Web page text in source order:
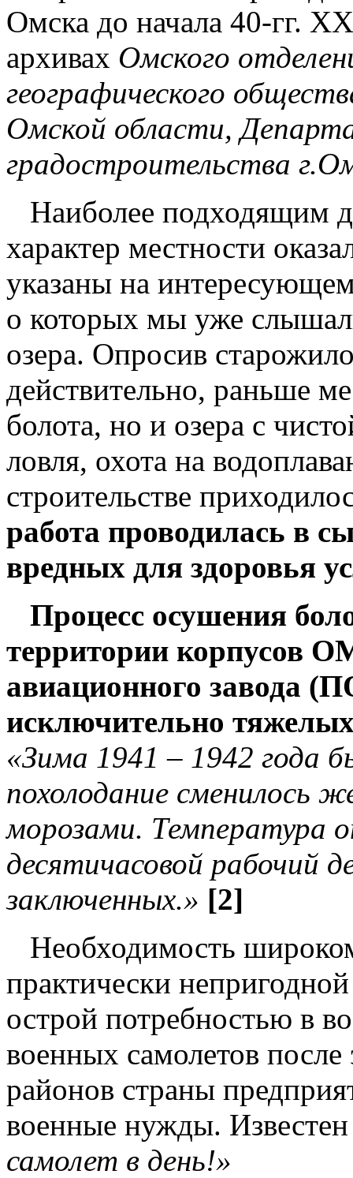
Омска до начала 40-гг.
архивах Омского
географического
Омской области,
градостроительства
Наиболее подходящим
характер местности
указаны на
о которых мы уже
озера. Опросив
действительно, раньше
болота, но и озера с
ловля, охота на
строительстве
работа проводилась в
вредных для здоровья
Процесс осушения
территории корпусов
авиационного завода
исключительно
«Зима 1941 – 1942 года
похолодание сменилось
морозами. Температура
десятичасовой рабочий
заключенных.» [2]
Необходимость
практически
острой потребностью в
военных самолетов
районов страны
военные нужды.
самолет в день!»